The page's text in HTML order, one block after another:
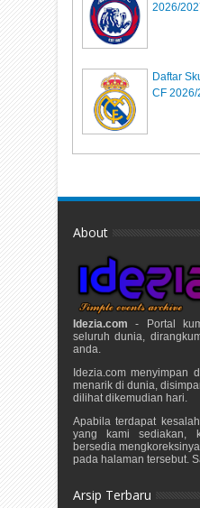
2026/
Daftar
CF 2026/
About
Idezia.com - Portal
seluruh dunia,
anda.
Idezia.com menyimpan
menarik di dunia,
dilihat dikemudian hari.
Apabila terdapat
yang kami sediakan,
bersedia
pada halaman tersebut.
Arsip Terbaru